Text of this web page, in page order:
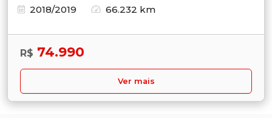
2018/2019
66.232 km
R$ 74.990
Ver mais